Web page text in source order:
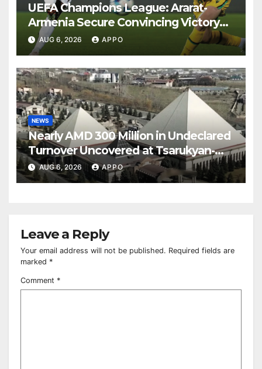
UEFA Champions League: Ararat-
Armenia Secure Convincing Victory
Over Shamrock Rovers 2-0
AUG 6, 2026 APPO
NEWS
Nearly AMD 300 Million in Undeclared
Turnover Uncovered at Tsarukyan-
Owned Entertainment Center
AUG 6, 2026 APPO
Leave a Reply
Your email address will not be published. Required fields are
marked *
Comment *